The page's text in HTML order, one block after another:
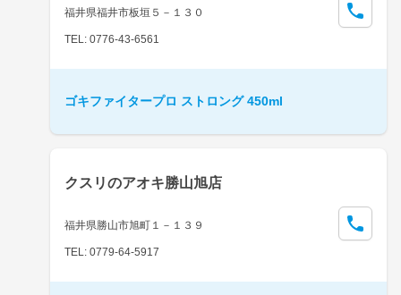
福井県福井市板垣５－１３０
TEL: 0776-43-6561
ゴキファイタープロ ストロング 450ml
クスリのアオキ勝山旭店
福井県勝山市旭町１－１３９
TEL: 0779-64-5917